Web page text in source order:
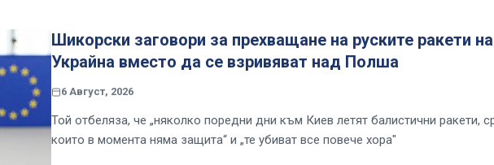
Шикорски заговори за прехващане на руските ракети
Украйна вместо да се взривяват над Полша
6 Август, 2026
Той отбеляза, че „няколко поредни дни към Киев летят балистични ракети,
които в момента няма защита“ и „те убиват все повече хора"